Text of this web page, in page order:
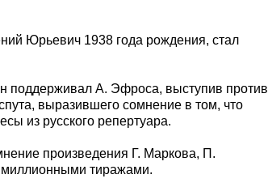
Юрьевич 1938 года рождения, стал
поддерживал А. Эфроса, выступив против
выразившего сомнение в том, что
из русского репертуара.
произведения Г. Маркова, П.
миллионными тиражами.